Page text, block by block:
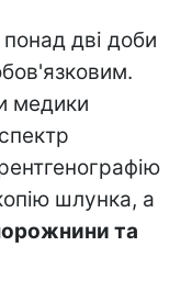
дві доби
медики
шлунка, а
та